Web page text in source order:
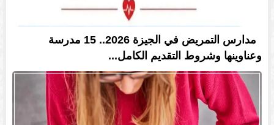
مدارس التمريض في الجيزة 2026.. 15 مدرسة
وعناوينها وشروط التقديم الكامل...